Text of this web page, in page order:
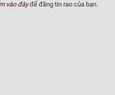
vào đâyđể đăng tin rao của bạn.